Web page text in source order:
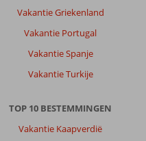
Vakantie Griekenland
Vakantie Portugal
Vakantie Spanje
Vakantie Turkije
TOP 10 BESTEMMINGEN
Vakantie Kaapverdië